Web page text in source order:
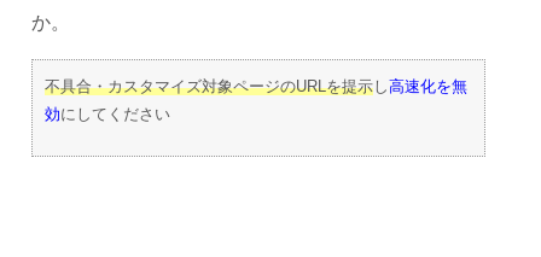
か。
不具合・カスタマイズ対象ページのURLを提示し高速化を無
効にしてください